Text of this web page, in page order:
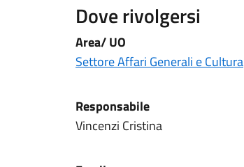
Dove rivolgersi
Area/ UO
Settore Affari Generali e Cultura
Responsabile
Vincenzi Cristina